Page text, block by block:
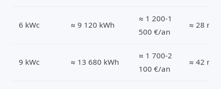
6 kWc ≈ 9 120 kWh
≈ 1 200-1
500 €/an
≈ 28 m²
9 kWc ≈ 13 680 kWh
≈ 1 700-2
100 €/an
≈ 42 m²